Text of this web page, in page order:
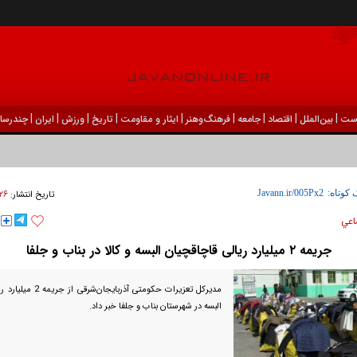
|بين‌الملل | اقتصاد |جامعه |فرهنگ‌و‌هنر | ایثار و مقاومت |تاریخ |ورزش | ايران |
کوتاه: تاریخ انتشار:۲۶ فروردين
جریمه ۲‌ میلیارد ریالی قاچاقچیان البسه و کالا در بناب و جلفا
مدیرکل تعزیرات
البسه در شهرستان بناب و جلفا خبر داد.